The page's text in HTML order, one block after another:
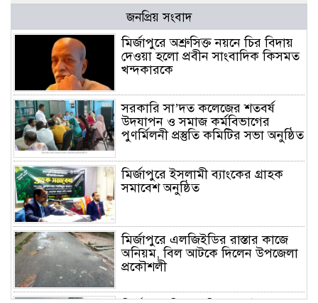
জনপ্রিয় সংবাদ
মির্জাপুরে অশ্রুসিক্ত নয়নে চির বিদায়
দেওয়া হলো প্রবীন সাংবাদিক কিসমত
খন্দকারকে
সরকারি সা’দত কলেজের শতবর্ষ
উদযাপন ও সমাজ কর্মবিভাগের
পুণর্মিলনী প্রস্তুতি কমিটির সভা অনুষ্ঠিত
মির্জাপুরে ইসলামী ব্যাংকের গ্রাহক
সমাবেশ অনুষ্ঠিত
মির্জাপুরে এলজিইডির রাস্তার কাজে
অনিয়ম, বিল আটকে দিলেন উপজেলা
প্রকৌশলী